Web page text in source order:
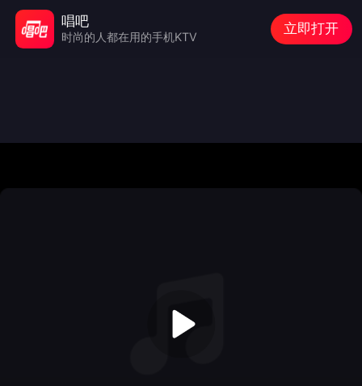
唱吧
时尚的人都在用的手机KTV
立即打开